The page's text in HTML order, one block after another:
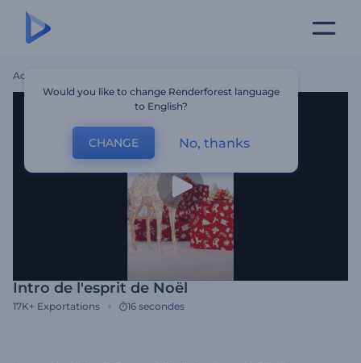
Accueil
Intro de l'esprit de Noël
17K+ Exportations 16 secondes
Would you like to change Renderforest language
to English?
CHANGE No, thanks